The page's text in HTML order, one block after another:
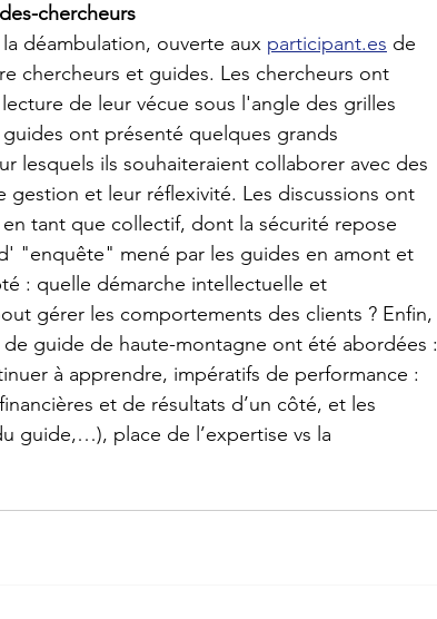
chercheurs
déambulation, ouverte aux participant.es de
chercheurs et guides. Les chercheurs ont
de leur vécue sous l'angle des grilles
ont présenté quelques grands
lesquels ils souhaiteraient collaborer avec des
et leur réflexivité. Les discussions ont
tant que collectif, dont la sécurité repose
"enquête" mené par les guides en amont et
: quelle démarche intellectuelle et
gérer les comportements des clients ? Enfin,
guide de haute-montagne ont été abordées :
à apprendre, impératifs de performance :
et de résultats d’un côté, et les
guide,…), place de l’expertise vs la